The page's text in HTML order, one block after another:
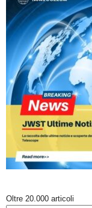
Oltre 20.000 articoli